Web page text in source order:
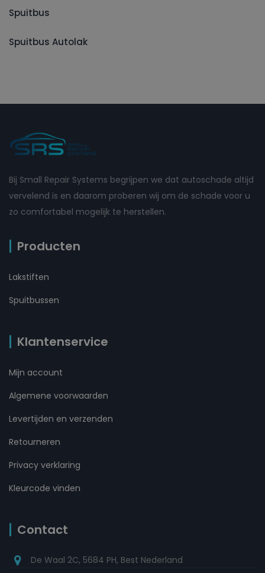
Spuitbus
Spuitbus Autolak
Bij Small Repair Systems begrijpen we dat autoschade altijd
vervelend is en daarom proberen wij om de schade voor u
zo comfortabel mogelijk te herstellen.
Producten
Lakstiften
Spuitbussen
Klantenservice
Mijn account
Algemene voorwaarden
Levertijden en verzenden
Retourneren
Privacy verklaring
Kleurcode vinden
Contact
De Waal 2C, 5684 PH, Best Nederland